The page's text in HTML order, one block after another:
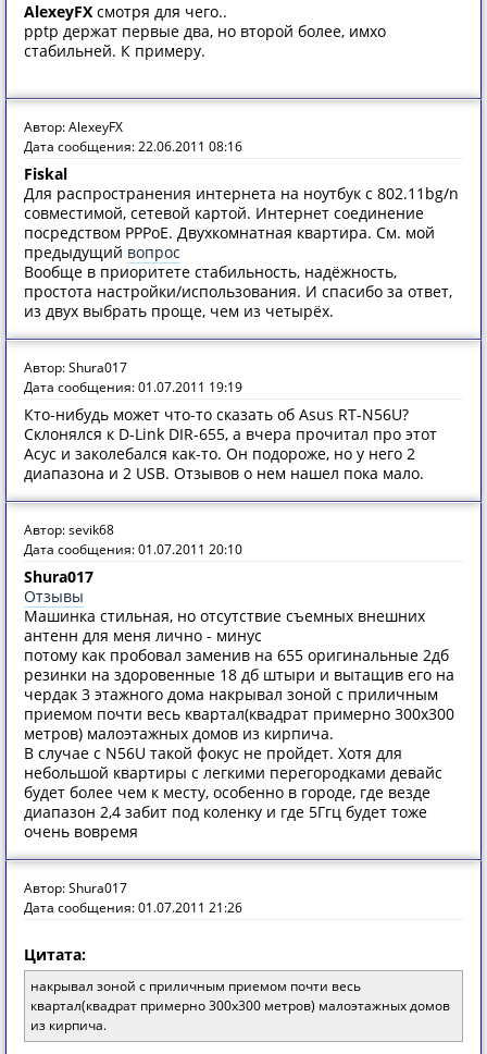
AlexeyFX смотря для чего..
pptp держат первые два, но второй более, имхо
стабильней. К примеру.
Автор: AlexeyFX
Дата сообщения: 22.06.2011 08:16
Fiskal
Для распространения интернета на ноутбук с 802.11bg/n
совместимой, сетевой картой. Интернет соединение
посредством PPPoE. Двухкомнатная квартира. См. мой
предыдущий вопрос
Вообще в приоритете стабильность, надёжность,
простота настройки/использования. И спасибо за ответ,
из двух выбрать проще, чем из четырёх.
Автор: Shura017
Дата сообщения: 01.07.2011 19:19
Кто-нибудь может что-то сказать об Asus RT-N56U?
Склонялся к D-Link DIR-655, а вчера прочитал про этот
Асус и заколебался как-то. Он подороже, но у него 2
диапазона и 2 USB. Отзывов о нем нашел пока мало.
Автор: sevik68
Дата сообщения: 01.07.2011 20:10
Shura017
Отзывы
Машинка стильная, но отсутствие съемных внешних
антенн для меня лично - минус
потому как пробовал заменив на 655 оригинальные 2дб
резинки на здоровенные 18 дб штыри и вытащив его на
чердак 3 этажного дома накрывал зоной с приличным
приемом почти весь квартал(квадрат примерно 300х300
метров) малоэтажных домов из кирпича.
В случае с N56U такой фокус не пройдет. Хотя для
небольшой квартиры с легкими перегородками девайс
будет более чем к месту, особенно в городе, где везде
диапазон 2,4 забит под коленку и где 5Ггц будет тоже
очень вовремя
Автор: Shura017
Дата сообщения: 01.07.2011 21:26
Цитата:
накрывал зоной с приличным приемом почти весь
квартал(квадрат примерно 300х300 метров) малоэтажных домов
из кирпича.